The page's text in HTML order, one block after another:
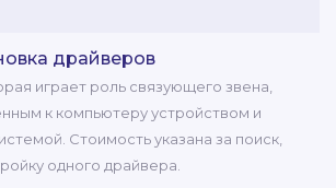
драйверов
играет роль связующего звена,
к компьютеру устройством и
Стоимость указана за поиск,
одного драйвера.